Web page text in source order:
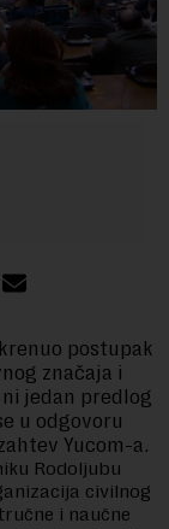
postupak
značaja i
jedan predlog
u odgovoru
Yucom-a.
Rodoljubu
civilnog
i naučne